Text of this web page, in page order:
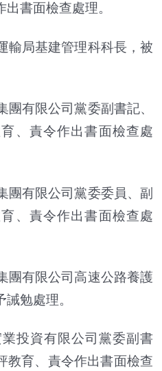
書面檢查處理。
局基建管理科科長，被
有限公司黨委副書記、
、責令作出書面檢查處
有限公司黨委委員、副
、責令作出書面檢查處
有限公司高速公路養護
勉處理。
投資有限公司黨委副書
教育、責令作出書面檢查